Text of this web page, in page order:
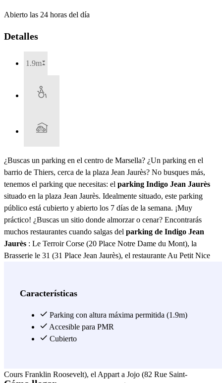
Abierto las 24 horas del día
Detalles
1.9m
¿Buscas un parking en el centro de Marsella? ¿Un parking en el
barrio de Thiers, cerca de la plaza Jean Jaurès? No busques más,
tenemos el parking que necesitas: el parking Indigo Jean Jaurès
situado en la plaza Jean Jaurès. Idealmente situado, este parking
público está cubierto y abierto los 7 días de la semana. ¡Muy
práctico! ¿Buscas un sitio donde almorzar o cenar? Encontrarás
muchos restaurantes cuando salgas del parking de Indigo Jean
Jaurès : Le Terroir Corse (20 Place Notre Dame du Mont), la
Brasserie le 31 (31 Place Jean Jaurès), el restaurante Au Petit Nice
Rue Ferrari) un restaurante que ofrece obras de teatro durante su
pizza o el restaurante Le Jardin d'à Côté (65 Cours Julien). Para los
más fiesteros que sólo quieran tomarse una copa (o dos), vayan al
Bar de la Plaine que es un bar en la Place Jean Jaurès, el Champ De
Cours Franklin Roosevelt), el Appart a Jojo (82 Rue Saint-
Características
Parking con altura máxima permitida (1.9m)
Accesible para PMR
Cubierto